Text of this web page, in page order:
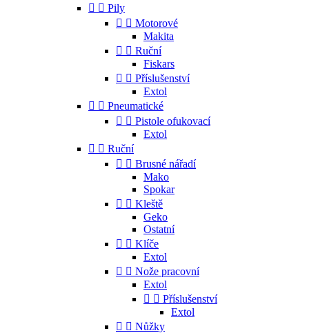
  Pily
  Motorové
Makita
  Ruční
Fiskars
  Příslušenství
Extol
  Pneumatické
  Pistole ofukovací
Extol
  Ruční
  Brusné nářadí
Mako
Spokar
  Kleště
Geko
Ostatní
  Klíče
Extol
  Nože pracovní
Extol
  Příslušenství
Extol
  Nůžky